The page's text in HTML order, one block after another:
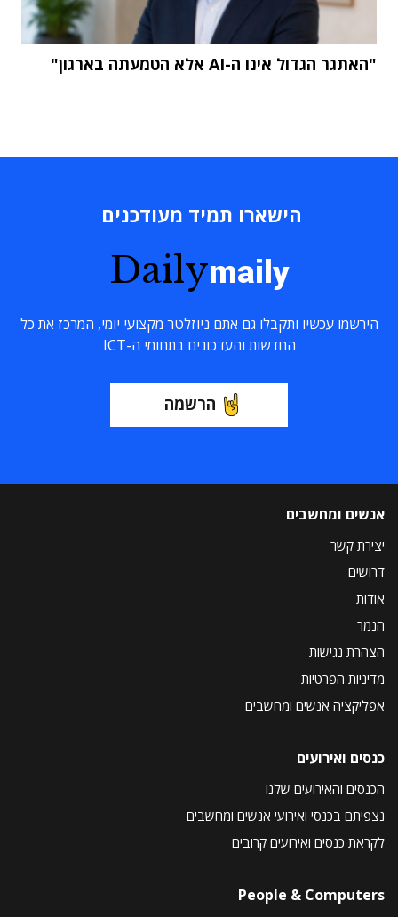
"האתגר הגדול אינו ה-AI אלא הטמעתה בארגון"
הישארו תמיד מעודכנים
Dailymaily
הירשמו עכשיו ותקבלו גם אתם ניוזלטר מקצועי יומי, המרכז את כל
החדשות והעדכונים בתחומי ה-ICT
הרשמה
אנשים ומחשבים
יצירת קשר
דרושים
אודות
הנמר
הצהרת נגישות
מדיניות הפרטיות
אפליקציה אנשים ומחשבים
כנסים ואירועים
הכנסים והאירועים שלנו
נצפיתם בכנסי ואירועי אנשים ומחשבים
לקראת כנסים ואירועים קרובים
People & Computers